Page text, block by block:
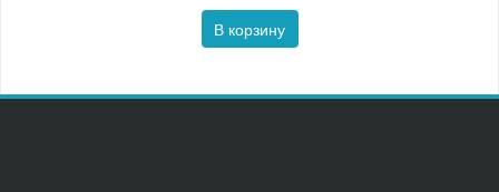
В корзину